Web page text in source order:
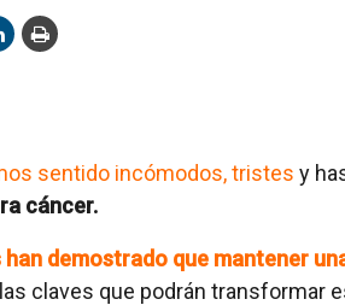
sentido incómodos, tristes y
cáncer.
han demostrado que mantener
claves que podrán transformar